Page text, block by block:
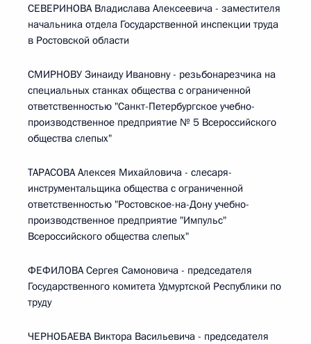
СЕВЕРИНОВА Владислава Алексеевича - заместителя
начальника отдела Государственной инспекции труда
в Ростовской области
СМИРНОВУ Зинаиду Ивановну - резьбонарезчика на
специальных станках общества с ограниченной
ответственностью "Санкт-Петербургское учебно-
производственное предприятие № 5 Всероссийского
общества слепых"
ТАРАСОВА Алексея Михайловича - слесаря-
инструментальщика общества с ограниченной
ответственностью "Ростовское-на-Дону учебно-
производственное предприятие "Импульс"
Всероссийского общества слепых"
ФЕФИЛОВА Сергея Самоновича - председателя
Государственного комитета Удмуртской Республики по
труду
ЧЕРНОБАЕВА Виктора Васильевича - председателя